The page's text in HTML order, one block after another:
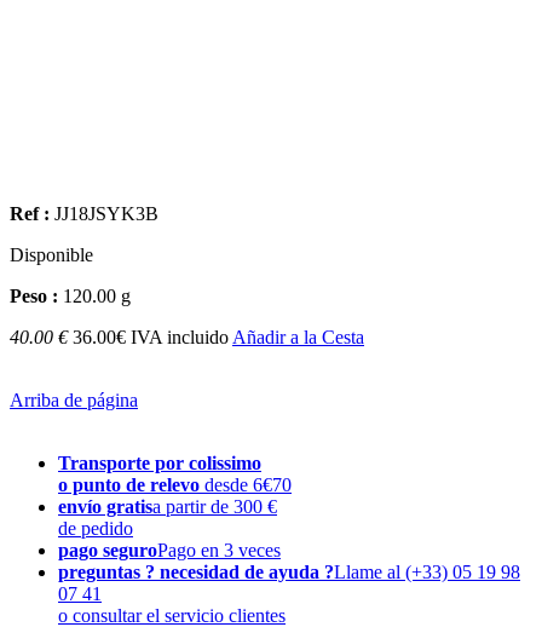
Ref : JJ18JSYK3B
Disponible
Peso : 120.00 g
40.00 €36.00€ IVA incluido Añadir a la Cesta
Arriba de página
Transporte por colissimo
o punto de relevo desde 6€70
envío gratisa partir de 300 €
de pedido
pago seguroPago en 3 veces
preguntas ? necesidad de ayuda ?Llame al (+33) 05 19 98
07 41
o consultar el servicio clientes